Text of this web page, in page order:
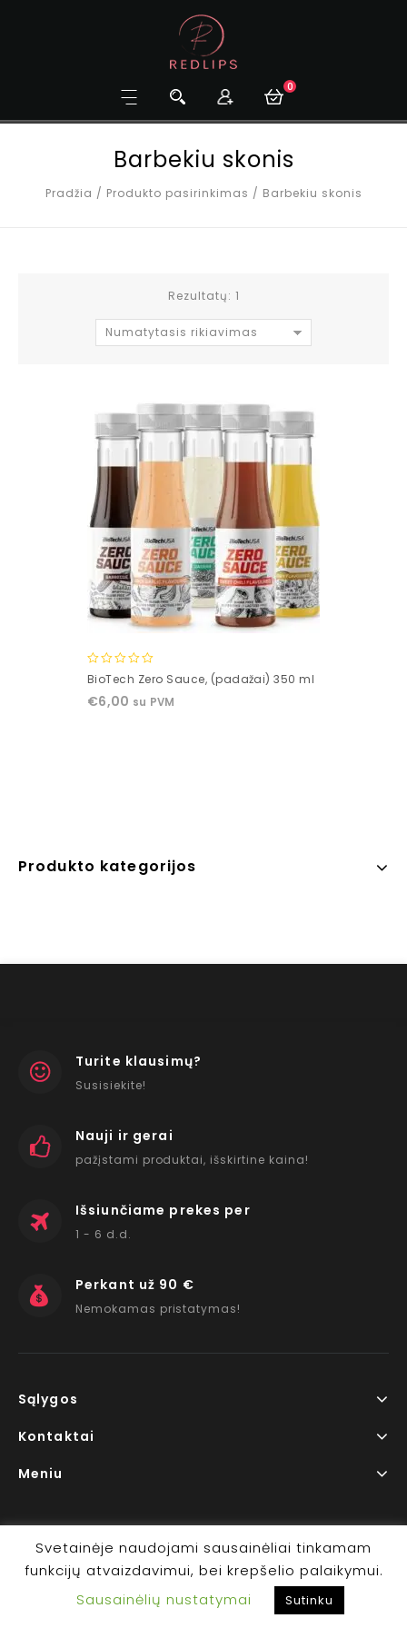
0
Barbekiu skonis
Pradžia / Produkto pasirinkimas / Barbekiu skonis
Rezultatų: 1
Numatytasis rikiavimas
0
of
BioTech Zero Sauce, (padažai) 350 ml
€6,00 su PVM
Produkto kategorijos
Turite klausimų?
Susisiekite!
Nauji ir gerai
pažįstami produktai, išskirtine kaina!
Išsiunčiame prekes per
1 - 6 d.d.
Perkant už 90 €
Nemokamas pristatymas!
Sąlygos
Kontaktai
Meniu
Copyright © 2026 www.RedLips.lt Prekių išsiuntimas 1-6
d.d.
Svetainėje naudojami sausainėliai tinkamam
funkcijų atvaizdavimui, bei krepšelio palaikymui.
Sausainėlių nustatymai
Sutinku